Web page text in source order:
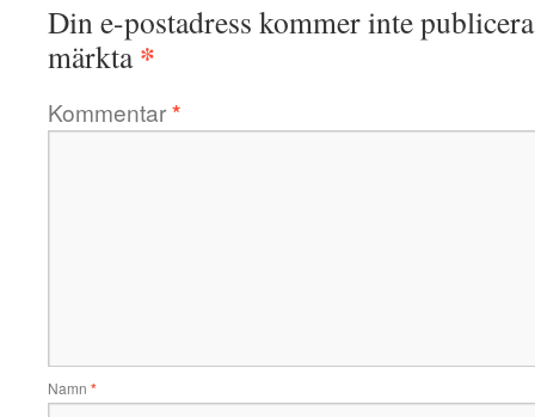
Din e-postadress kommer inte
märkta*
Kommentar*
Namn *